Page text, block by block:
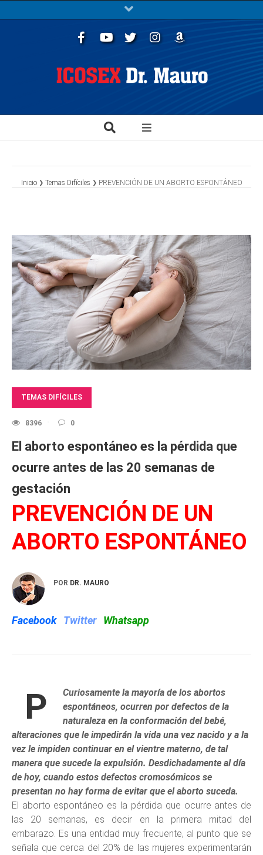
Inicio Temas Difíciles PREVENCIÓN DE UN ABORTO ESPONTÁNEO
TEMAS DIFÍCILES
8396 0
El aborto espontáneo es la pérdida que
ocurre antes de las 20 semanas de
gestación
PREVENCIÓN DE UN
ABORTO ESPONTÁNEO
POR DR. MAURO
Facebook Twitter Whatsapp
P
Curiosamente la mayoría de los abortos
espontáneos, ocurren por defectos de la
naturaleza en la conformación del bebé,
alteraciones que le impedirán la vida una vez nacido y a la
vez le impiden continuar en el vientre materno, de tal
manera que sucede la expulsión. Desdichadamente al día
de hoy, cuando estos defectos cromosómicos se
presentan no hay forma de evitar que el aborto suceda.
El aborto espontáneo es la pérdida que ocurre antes de
las 20 semanas, es decir en la primera mitad del
embarazo. Es una entidad muy frecuente, al punto que se
señala que cerca del 20% de las mujeres experimentarán